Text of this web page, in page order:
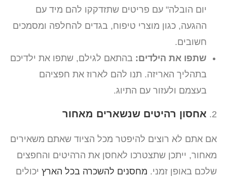
יום הובלה" עם פריטים שתזדקקו להם מיד עם
ההגעה, כגון מוצרי טיפוח, בגדים להחלפה ומסמכים
חשובים.
שתפו את הילדים: בהתאם לגילם, שתפו את ילדיכם
בתהליך האריזה. תנו להם לארוז את חפציהם
בעצמם ולעזור עם התיוג.
אחסון רהיטים שנשארים מאחור
אם אתם לא רוצים להיפטר מכל הציוד שאתם משאירים
מאחור, ייתכן שתצטרכו לאחסן את הרהיטים והחפצים
שלכם באופן זמני. מחסנים להשכרה בכל הארץ יכולים